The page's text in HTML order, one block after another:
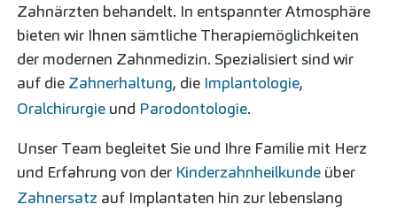
Zahnärzten behandelt. In entspannter Atmosphäre
bieten wir Ihnen sämtliche Therapiemöglichkeiten
der modernen Zahnmedizin. Spezialisiert sind wir
auf die Zahnerhaltung, die Implantologie,
Oralchirurgie und Parodontologie.
Unser Team begleitet Sie und Ihre Familie mit Herz
und Erfahrung von der Kinderzahnheilkunde über
Zahnersatz auf Implantaten hin zur lebenslang